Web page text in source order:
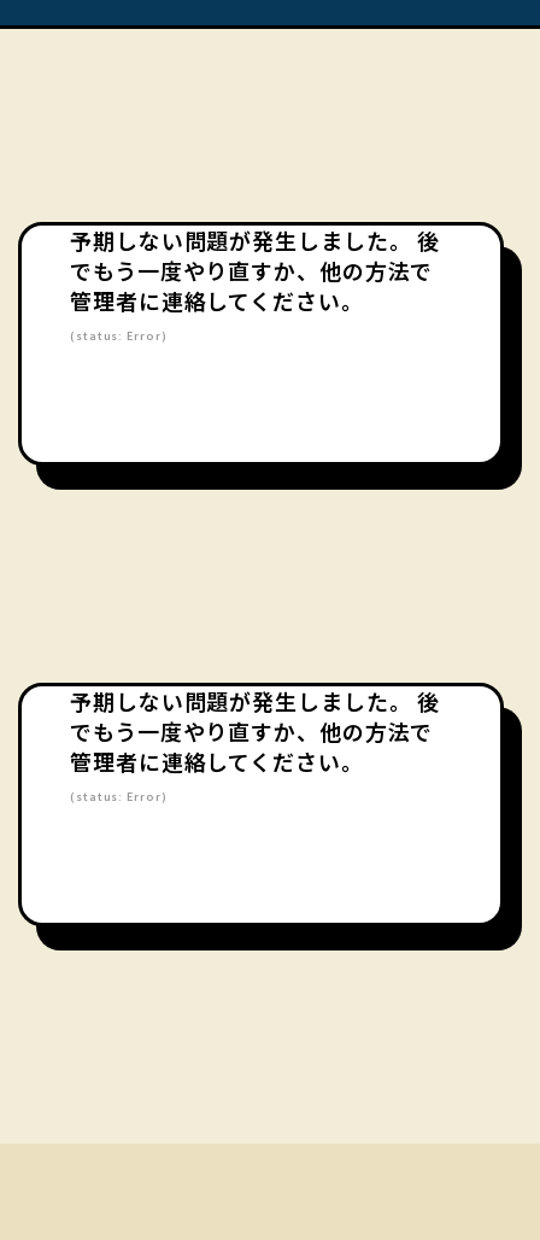
予期しない問題が発生しました。 後
でもう一度やり直すか、他の方法で
管理者に連絡してください。
(status: Error)
予期しない問題が発生しました。 後
でもう一度やり直すか、他の方法で
管理者に連絡してください。
(status: Error)